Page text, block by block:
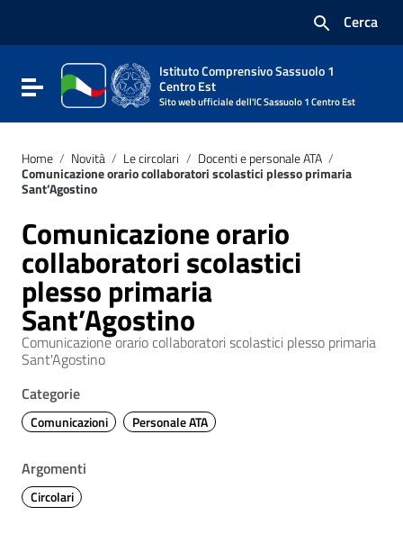
Vai al footer
Cerca
Attiva / disattiva la navigazione
Istituto Comprensivo Sassuolo 1
Centro Est
Sito web ufficiale dell'IC Sassuolo 1 Centro Est
Home / Novità / Le circolari / Docenti e personale ATA /
Comunicazione orario collaboratori scolastici plesso primaria
Sant’Agostino
Comunicazione orario
collaboratori scolastici
plesso primaria
Sant’Agostino
Comunicazione orario collaboratori scolastici plesso primaria
Sant'Agostino
Categorie
Comunicazioni Personale ATA
Argomenti
Circolari